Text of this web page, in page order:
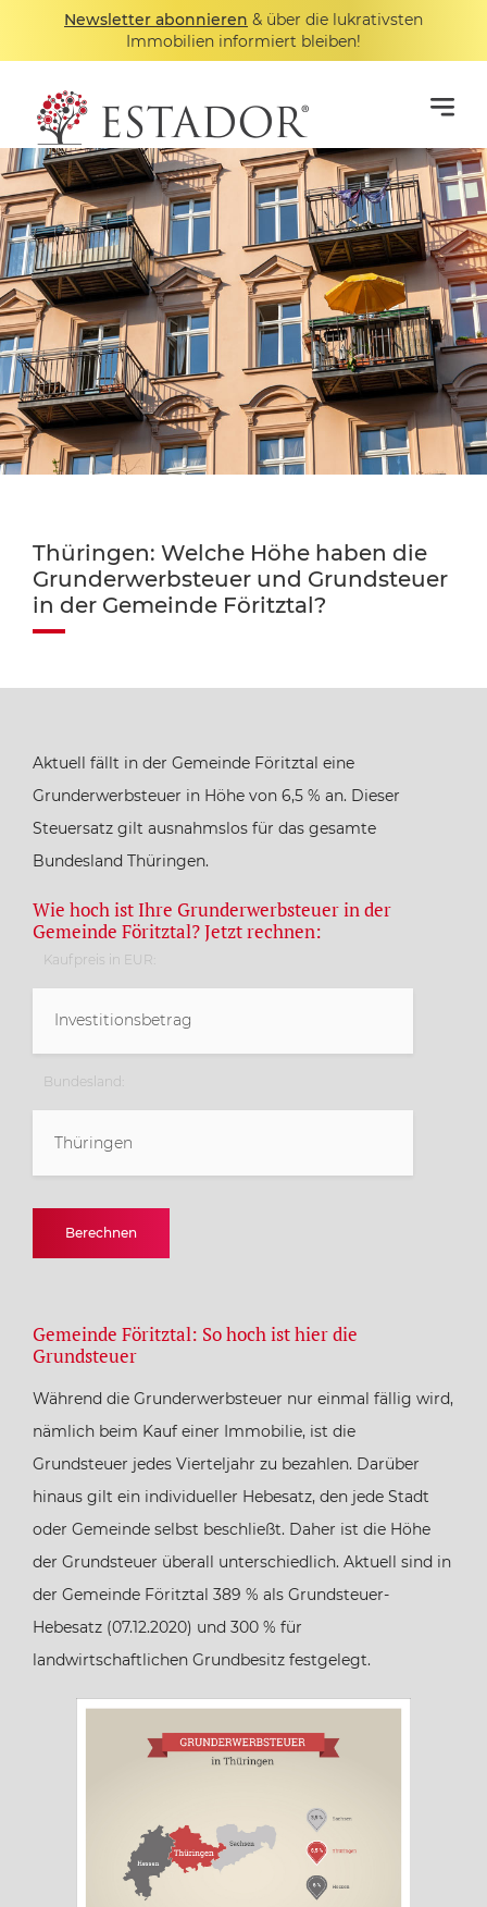
Newsletter abonnieren & über die lukrativsten
Immobilien informiert bleiben!
Thüringen: Welche Höhe haben die
Grunderwerbsteuer und Grundsteuer
in der Gemeinde Föritztal?
Aktuell fällt in der Gemeinde Föritztal eine
Grunderwerbsteuer in Höhe von 6,5 % an. Dieser
Steuersatz gilt ausnahmslos für das gesamte
Bundesland Thüringen.
Wie hoch ist Ihre Grunderwerbsteuer in der
Gemeinde Föritztal? Jetzt rechnen:
Kaufpreis in EUR:
Bundesland:
Thüringen
Baden-Württemberg
Berlin
Brandenburg
Bremen
Hamburg
Hessen
Niedersachsen
Rheinland-Pfalz
Berechnen
Gemeinde Föritztal: So hoch ist hier die
Grundsteuer
Während die Grunderwerbsteuer nur einmal fällig wird,
nämlich beim Kauf einer Immobilie, ist die
Grundsteuer jedes Vierteljahr zu bezahlen. Darüber
hinaus gilt ein individueller Hebesatz, den jede Stadt
oder Gemeinde selbst beschließt. Daher ist die Höhe
der Grundsteuer überall unterschiedlich. Aktuell sind in
der Gemeinde Föritztal 389 % als Grundsteuer-
Hebesatz (07.12.2020) und 300 % für
landwirtschaftlichen Grundbesitz festgelegt.